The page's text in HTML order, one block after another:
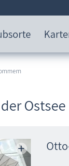
Ostsee